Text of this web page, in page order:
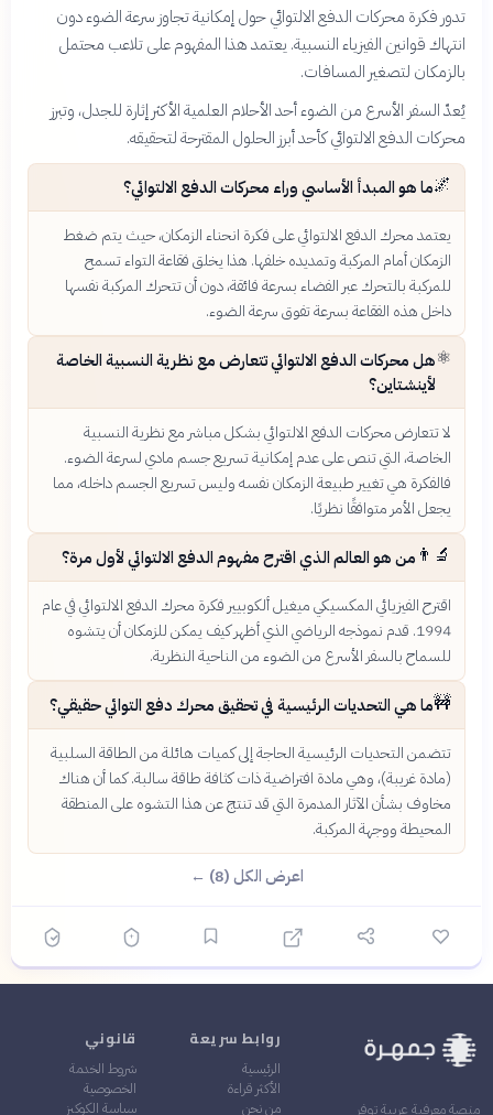
تدور فكرة محركات الدفع الالتوائي حول إمكانية تجاوز سرعة الضوء دون
انتهاك قوانين الفيزياء النسبية. يعتمد هذا المفهوم على تلاعب محتمل
بالزمكان لتصغير المسافات.
يُعدّ السفر الأسرع من الضوء أحد الأحلام العلمية الأكثر إثارة للجدل، وتبرز
محركات الدفع الالتوائي كأحد أبرز الحلول المقترحة لتحقيقه.
🌌ما هو المبدأ الأساسي وراء محركات الدفع الالتوائي؟
يعتمد محرك الدفع الالتوائي على فكرة انحناء الزمكان، حيث يتم ضغط
الزمكان أمام المركبة وتمديده خلفها. هذا يخلق فقاعة التواء تسمح
للمركبة بالتحرك عبر الفضاء بسرعة فائقة، دون أن تتحرك المركبة نفسها
داخل هذه الفقاعة بسرعة تفوق سرعة الضوء.
⚛️هل محركات الدفع الالتوائي تتعارض مع نظرية النسبية الخاصة
لأينشتاين؟
لا تتعارض محركات الدفع الالتوائي بشكل مباشر مع نظرية النسبية
الخاصة، التي تنص على عدم إمكانية تسريع جسم مادي لسرعة الضوء.
فالفكرة هي تغيير طبيعة الزمكان نفسه وليس تسريع الجسم داخله، مما
يجعل الأمر متوافقًا نظريًا.
👨‍🔬 من هو العالم الذي اقترح مفهوم الدفع الالتوائي لأول مرة؟
اقترح الفيزيائي المكسيكي ميغيل ألكوبيير فكرة محرك الدفع الالتوائي في عام
1994. قدم نموذجه الرياضي الذي أظهر كيف يمكن للزمكان أن يتشوه
للسماح بالسفر الأسرع من الضوء من الناحية النظرية.
🚧ما هي التحديات الرئيسية في تحقيق محرك دفع التوائي حقيقي؟
تتضمن التحديات الرئيسية الحاجة إلى كميات هائلة من الطاقة السلبية
(مادة غريبة)، وهي مادة افتراضية ذات كثافة طاقة سالبة. كما أن هناك
مخاوف بشأن الآثار المدمرة التي قد تنتج عن هذا التشوه على المنطقة
المحيطة ووجهة المركبة.
اعرض الكل (8) ←
منصة معرفية عربية توفر
روابط سريعة
الرئيسية
الأكثر قراءة
من نحن
قانوني
شروط الخدمة
الخصوصية
سياسة الكوكيز